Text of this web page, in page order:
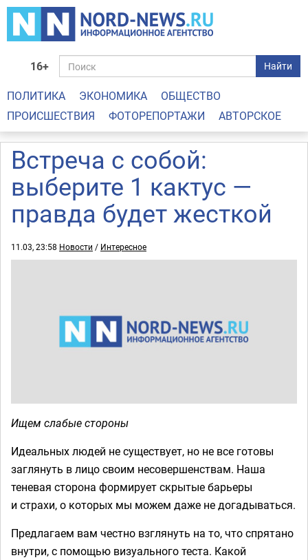
16+ Найти
ПОЛИТИКА ЭКОНОМИКА
ОБЩЕСТВО
ПРОИСШЕСТВИЯ
ФОТОРЕПОРТАЖИ АВТОРСКОЕ
Встреча с собой:
выберите 1 кактус —
правда будет жесткой
11.03, 23:58 Новости / Интересное
Ищем слабые стороны
Идеальных людей не существует, но не все готовы
заглянуть в лицо своим несовершенствам. Наша
теневая сторона формирует скрытые барьеры
и страхи, о которых мы можем даже не догадываться.
Предлагаем вам честно взглянуть на то, что спрятано
внутри, с помощью визуального теста. Какой